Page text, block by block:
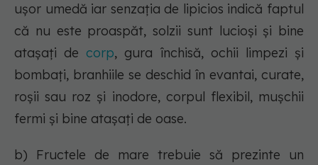
uşor umedă iar senzaţia de lipicios indică faptul
că nu este proaspăt, solzii sunt lucioşi şi bine
ataşați de corp, gura închisă, ochii limpezi şi
bombaţi, branhiile se deschid în evantai, curate,
roşii sau roz şi inodore, corpul flexibil, muşchii
fermi şi bine ataşați de oase.
b) Fructele de mare trebuie să prezinte un